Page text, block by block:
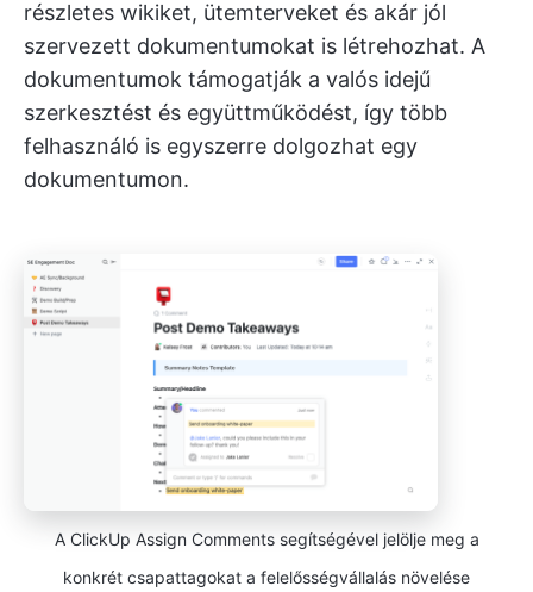
részletes wikiket, ütemterveket és akár jól
szervezett dokumentumokat is létrehozhat. A
dokumentumok támogatják a valós idejű
szerkesztést és együttműködést, így több
felhasználó is egyszerre dolgozhat egy
dokumentumon.
A ClickUp Assign Comments segítségével jelölje meg a
konkrét csapattagokat a felelősségvállalás növelése